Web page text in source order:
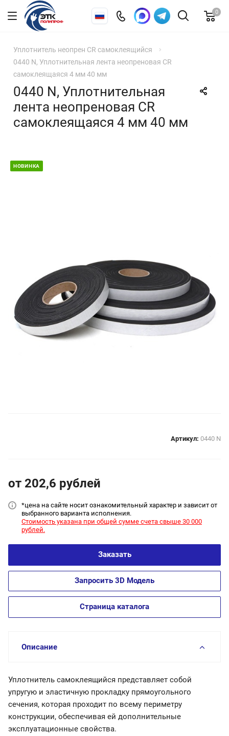
0
Уплотнитель неопрен CR самоклеящийся
0440 N, Уплотнительная лента неопреновая CR
самоклеящаяся 4 мм 40 мм
0440 N, Уплотнительная
лента неопреновая CR
самоклеящаяся 4 мм 40 мм
НОВИНКА
Артикул: 0440 N
от 202,6 рублей
*цена на сайте носит ознакомительный характер и зависит от
выбранного варианта исполнения.
Стоимость указана при общей сумме счета свыше 30 000
рублей.
Заказать
Запросить 3D Модель
Страница каталога
Описание
Уплотнитель самоклеящийся представляет собой
упругую и эластичную прокладку прямоугольного
сечения, которая проходит по всему периметру
конструкции, обеспечивая ей дополнительные
эксплуатационные свойства.